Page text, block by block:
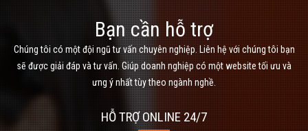
Bạn cần hỗ trợ
Chúng tôi có một đội ngũ tư vấn chuyên nghiệp. Liên hệ với chúng tôi bạn
sẽ được giải đáp và tư vấn. Giúp doanh nghiệp có một website tối ưu và
ưng ý nhất tùy theo ngành nghề.
HỖ TRỢ ONLINE 24/7